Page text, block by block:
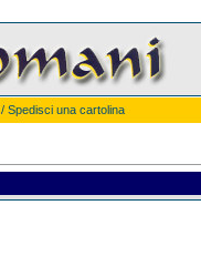
/ Spedisci una cartolina